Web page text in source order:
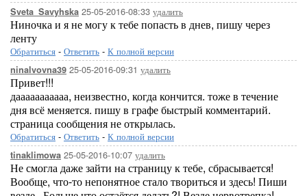
Sveta_Savyhska 25-05-2016-08:33 удалить
Ниночка и я не могу к тебе попасть в днев, пишу через
ленту
Обратиться - Ответить - К полной версии
ninalvovna39 25-05-2016-09:31 удалить
Привет!!!
дааааааааааа, неизвестно, когда кончится. тоже в течение
дня всё меняется. пишу в графе быстрый комментарий.
страница сообщения не открылась.
Обратиться - Ответить - К полной версии
tinaklimowa 25-05-2016-10:07 удалить
Не смогла даже зайти на страницу к тебе, сбрасывается!
Вообще, что-то непонятное стало твориться и здесь! Пиши